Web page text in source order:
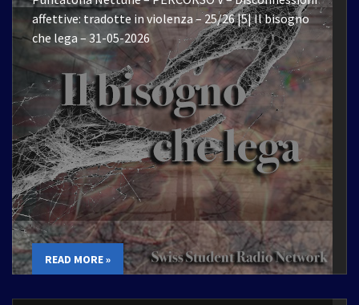
affettive: tradotte in violenza – 25/26 |5| Il bisogno
che lega – 31-05-2026
READ MORE »